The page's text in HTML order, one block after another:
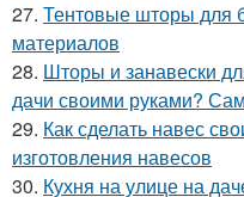
27. Тентовые шторы для
материалов
28. Шторы и занавески
дачи своими руками?
29. Как сделать навес
изготовления навесов
30. Кухня на улице на